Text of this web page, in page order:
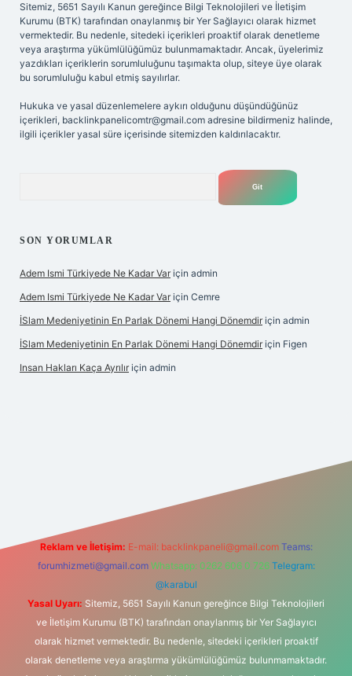
Sitemiz, 5651 Sayılı Kanun gereğince Bilgi Teknolojileri ve İletişim
Kurumu (BTK) tarafından onaylanmış bir Yer Sağlayıcı olarak hizmet
vermektedir. Bu nedenle, sitedeki içerikleri proaktif olarak denetleme
veya araştırma yükümlülüğümüz bulunmamaktadır. Ancak, üyelerimiz
yazdıkları içeriklerin sorumluluğunu taşımakta olup, siteye üye olarak
bu sorumluluğu kabul etmiş sayılırlar.
Hukuka ve yasal düzenlemelere aykırı olduğunu düşündüğünüz
içerikleri, backlinkpanelicomtr@gmail.com adresine bildirmeniz halinde,
ilgili içerikler yasal süre içerisinde sitemizden kaldırılacaktır.
SON YORUMLAR
Adem Ismi Türkiyede Ne Kadar Var için admin
Adem Ismi Türkiyede Ne Kadar Var için Cemre
İSlam Medeniyetinin En Parlak Dönemi Hangi Dönemdir için admin
İSlam Medeniyetinin En Parlak Dönemi Hangi Dönemdir için Figen
Insan Hakları Kaça Ayrılır için admin
Reklam ve İletişim: E-mail: backlinkpaneli@gmail.com Teams:
forumhizmeti@gmail.com Whatsapp: 0262 606 0 726 Telegram:
@karabul
Yasal Uyarı: Sitemiz, 5651 Sayılı Kanun gereğince Bilgi Teknolojileri
ve İletişim Kurumu (BTK) tarafından onaylanmış bir Yer Sağlayıcı
olarak hizmet vermektedir. Bu nedenle, sitedeki içerikleri proaktif
olarak denetleme veya araştırma yükümlülüğümüz bulunmamaktadır.